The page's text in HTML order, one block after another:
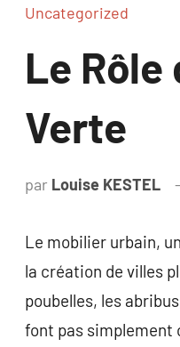
Uncategorized
Le
Verte
par Louise KESTEL
Le mobilier urbain,
la création de villes
poubelles, les
font pas simplement